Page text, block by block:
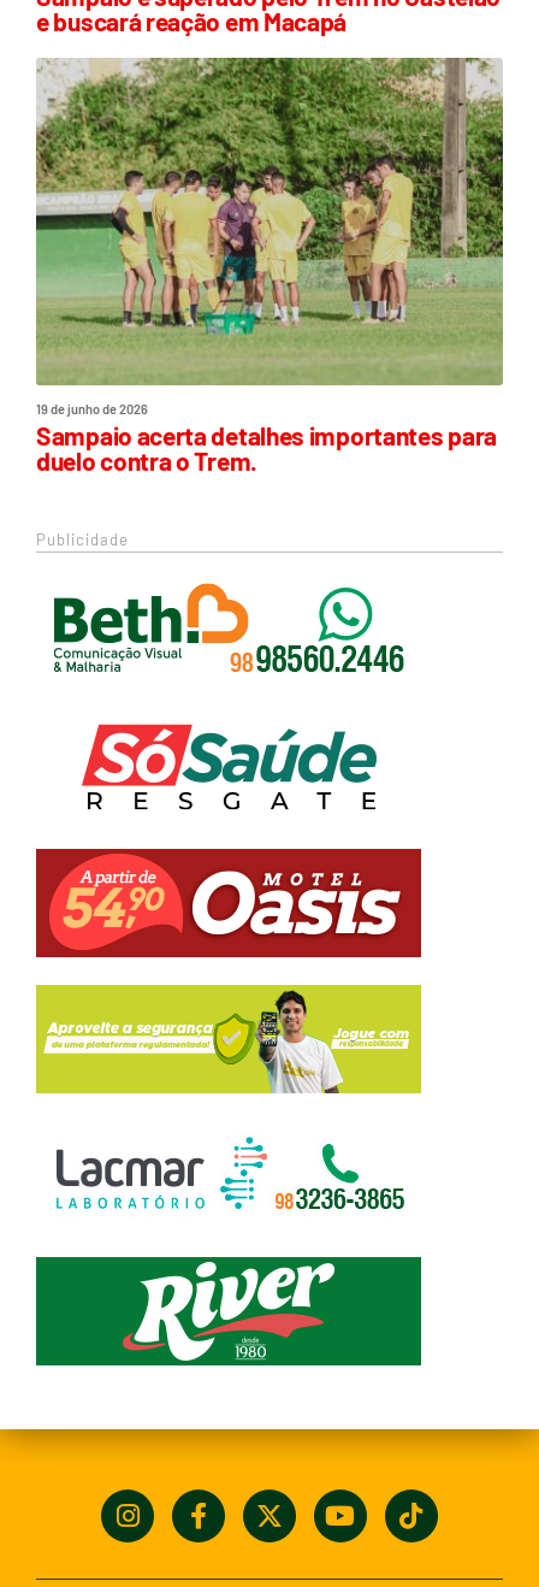
e buscará reação em Macapá
19 de junho de 2026
Sampaio acerta detalhes importantes para
duelo contra o Trem.
Publicidade